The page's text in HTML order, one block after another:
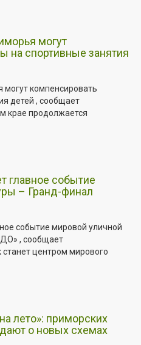
могут
на спортивные занятия
компенсировать
детей , сообщает
крае продолжается
главное событие
– Гранд-финал
событие мировой уличной
, сообщает
центром мирового
лето»: приморских
о новых схемах